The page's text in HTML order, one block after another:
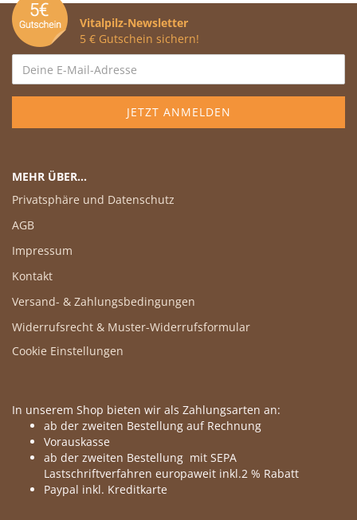
Vitalpilz-Newsletter
5 € Gutschein sichern!
MEHR ÜBER...
Privatsphäre und Datenschutz
AGB
Impressum
Kontakt
Versand- & Zahlungsbedingungen
Widerrufsrecht & Muster-Widerrufsformular
Cookie Einstellungen
In unserem Shop bieten wir als Zahlungsarten an:
ab der zweiten Bestellung auf Rechnung
Vorauskasse
ab der zweiten Bestellung mit SEPA
Lastschriftverfahren europaweit inkl.2 % Rabatt
Paypal inkl. Kreditkarte